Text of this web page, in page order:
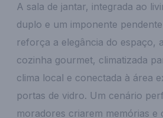
A sala de jantar, integrada ao
duplo e um imponente
reforça a elegância do espaço,
cozinha gourmet, climatizada
clima local e conectada à área
portas de vidro. Um cenário
moradores criarem memórias e